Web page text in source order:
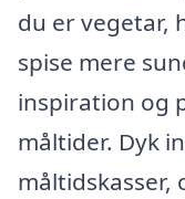
du er vegetar,
spise mere
inspiration og
måltider. Dyk
måltidskasser,